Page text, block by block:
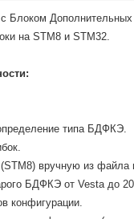
Блоком
на STM8 и STM32.
типа БДФКЭ.
вручную из
БДФКЭ от Vesta до
конфигурации.